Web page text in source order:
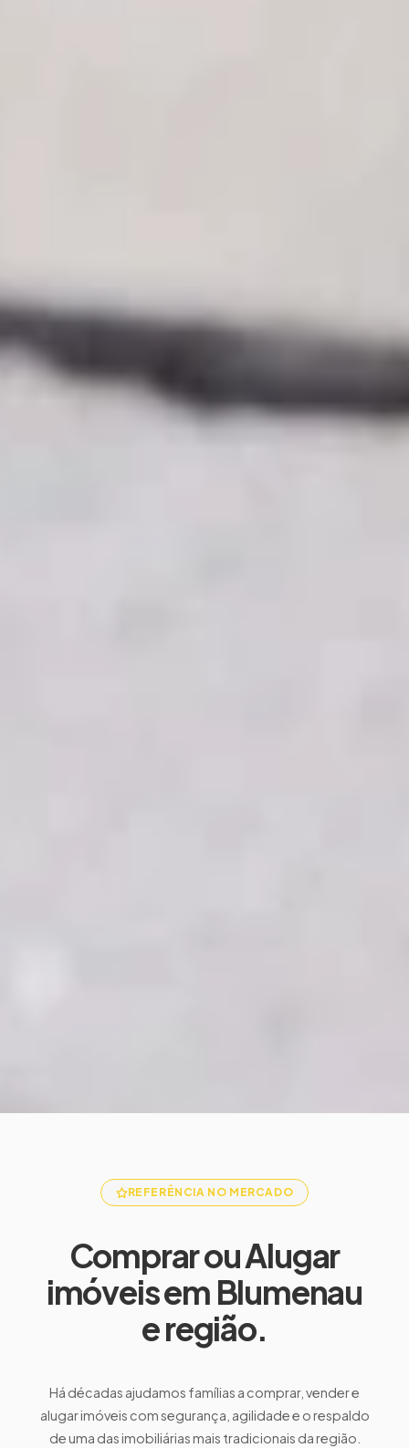
REFERÊNCIA NO MERCADO
Comprar ou Alugar
imóveis em Blumenau
e região.
Há décadas ajudamos famílias a comprar, vender e
alugar imóveis com segurança, agilidade e o respaldo
de uma das imobiliárias mais tradicionais da região.